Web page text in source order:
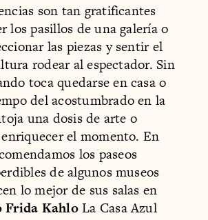
son tan gratificantes
los pasillos de una galería o
las piezas y sentir el
rodear al espectador. Sin
toca quedarse en casa o
del acostumbrado en la
una dosis de arte o
el momento. En
los paseos
de algunos museos
lo mejor de sus salas en
Frida KahloLa Casa Azul